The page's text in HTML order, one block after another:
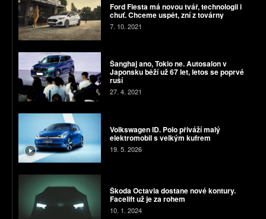
Ford Fiesta má novou tvář, technologii i
chuť. Chceme uspět, zní z továrny
7. 10. 2021
Šanghaj ano, Tokio ne. Autosalon v
Japonsku běží už 67 let, letos se poprvé
ruší
27. 4. 2021
Volkswagen ID. Polo přiváží malý
elektromobil s velkým kufrem
19. 5. 2026
Škoda Octavia dostane nové kontury.
Facelift už je za rohem
10. 1. 2024